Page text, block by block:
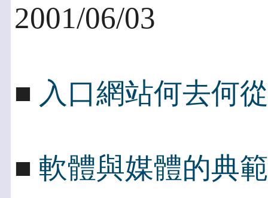
2001/06/03
■ 入口網站何去何從
■ 軟體與媒體的典